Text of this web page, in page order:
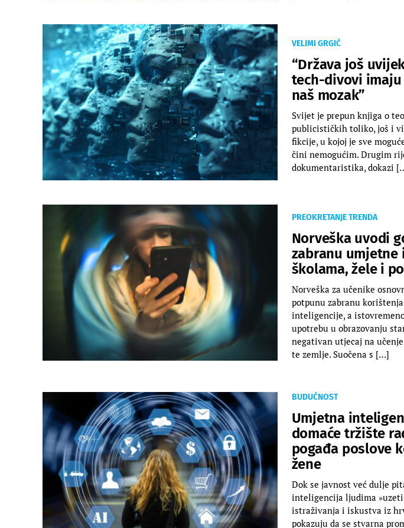
VELIMI GRGIĆ
“Država još
tech-divovi
naš mozak”
Svijet je prepun knjiga o
publicističkih toliko, još i
fikcije, u kojoj je sve
čini nemogućim. Drugim
dokumentaristika, dokazi
PREOKRETANJE TRENDA
Norveška uvodi
zabranu
školama, žele i
Norveška za učenike
potpunu zabranu
inteligencije, a
upotrebu u obrazovanju
negativan utjecaj na
te zemlje. Suočena s […]
BUDUĆNOST
Umjetna
domaće tržište
pogađa poslove
žene
Dok se javnost već dulje
inteligencija ljudima »uzeti
istraživanja i iskustva iz
pokazuju da se stvarna